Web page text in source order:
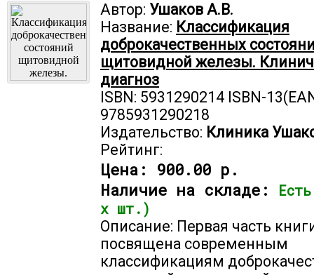
Автор: Ушаков А.В.
Название: Классификация
доброкачественных
щитовидной железы.
диагноз
ISBN: 5931290214 ISBN-
9785931290218
Издательство: Клиника
Рейтинг:
Цена: 900.00 р.
Наличие на складе:
х шт.)
Описание: Первая часть
посвящена современным
классификациям